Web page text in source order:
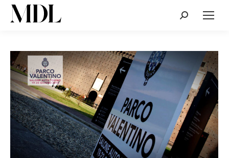
Cerca: